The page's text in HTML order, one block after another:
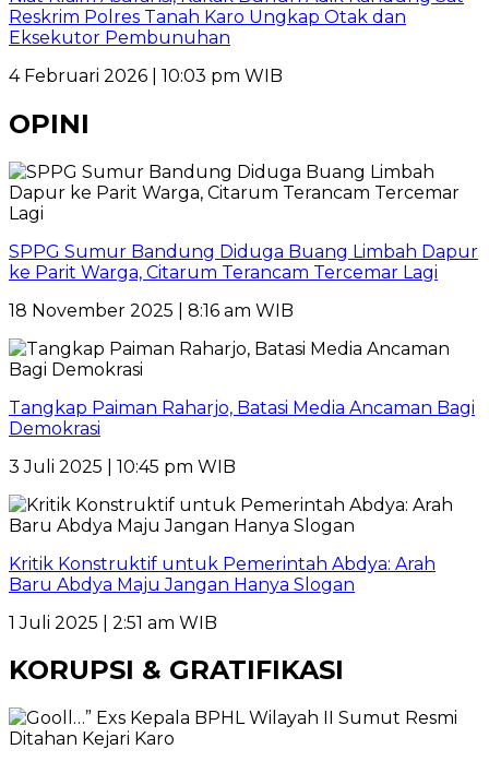
Reskrim Polres Tanah Karo Ungkap Otak dan
Eksekutor Pembunuhan
4 Februari 2026 | 10:03 pm WIB
OPINI
SPPG Sumur Bandung Diduga Buang Limbah Dapur
ke Parit Warga, Citarum Terancam Tercemar Lagi
18 November 2025 | 8:16 am WIB
Tangkap Paiman Raharjo, Batasi Media Ancaman Bagi
Demokrasi
3 Juli 2025 | 10:45 pm WIB
Kritik Konstruktif untuk Pemerintah Abdya: Arah
Baru Abdya Maju Jangan Hanya Slogan
1 Juli 2025 | 2:51 am WIB
KORUPSI & GRATIFIKASI